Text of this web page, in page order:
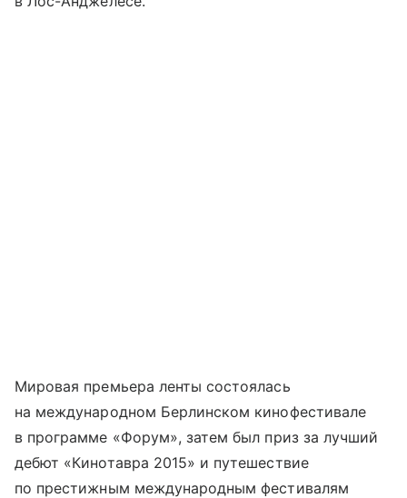
Мировая премьера ленты состоялась
на международном Берлинском кинофестивале
в программе «Форум», затем был приз за лучший
дебют «Кинотавра 2015» и путешествие
по престижным международным фестивалям